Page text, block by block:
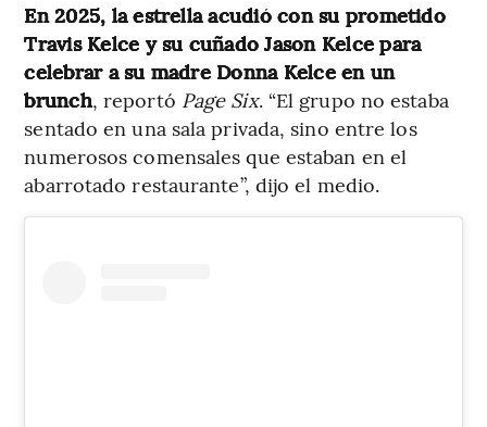
En 2025, la estrella acudió con su prometido
Travis Kelce y su cuñado Jason Kelce para
celebrar a su madre Donna Kelce en un
brunch, reportó Page Six. “El grupo no estaba
sentado en una sala privada, sino entre los
numerosos comensales que estaban en el
abarrotado restaurante”, dijo el medio.